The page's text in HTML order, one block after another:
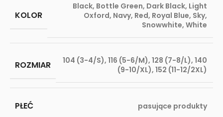
KOLOR
Black, Bottle Green, Dark Black, Light
Oxford, Navy, Red, Royal Blue, Sky,
Snowwhite, White
ROZMIAR 104 (3-4/S), 116 (5-6/M), 128 (7-8/L), 140
(9-10/XL), 152 (11-12/2XL)
PŁEĆ pasujące produkty